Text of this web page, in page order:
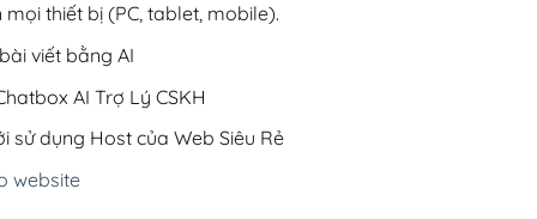
thiết bị (PC, tablet, mobile).
viết bằng AI
AI Trợ Lý CSKH
sử dụng Host của Web Siêu Rẻ
website